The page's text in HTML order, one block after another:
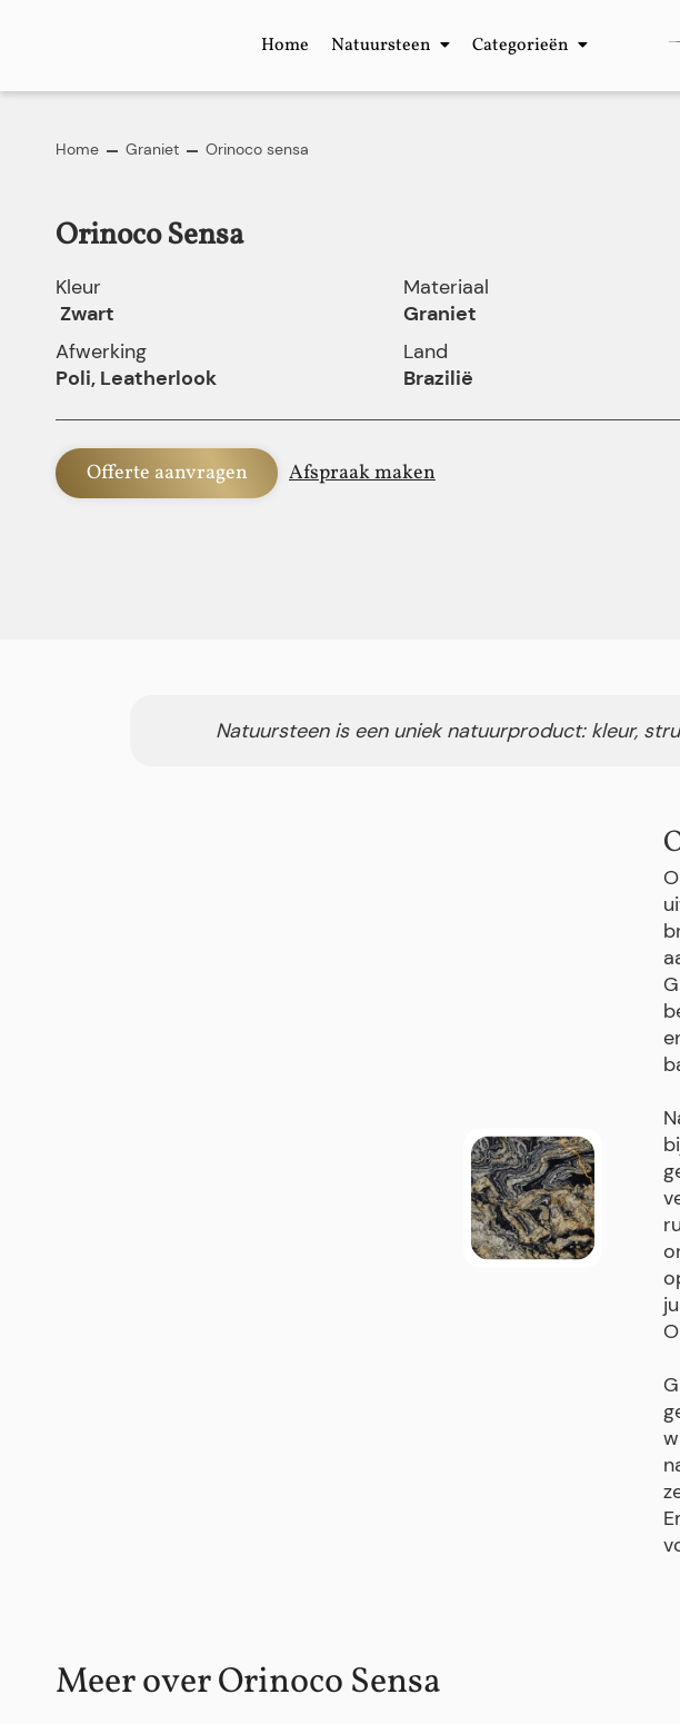
Home Natuursteen Categorieën
Home Graniet Orinoco sensa
Orinoco Sensa
Kleur
Zwart
Afwerking
Poli, Leatherlook
Materiaal
Graniet
Land
Brazilië
Offerte aanvragen Afspraak maken
Natuursteen is een uniek natuurproduct: kleur,
Meer over Orinoco Sensa